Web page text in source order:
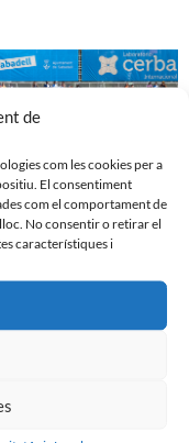
de
com les cookies per a
El consentiment
com el comportament de
No consentir o retirar el
característiques i